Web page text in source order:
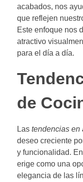
acabados, nos
que reflejen
Este enfoque nos
atractivo
para el día a día.
de
Las tendencias en
deseo creciente
y funcionalidad.
erige como una
elegancia de las